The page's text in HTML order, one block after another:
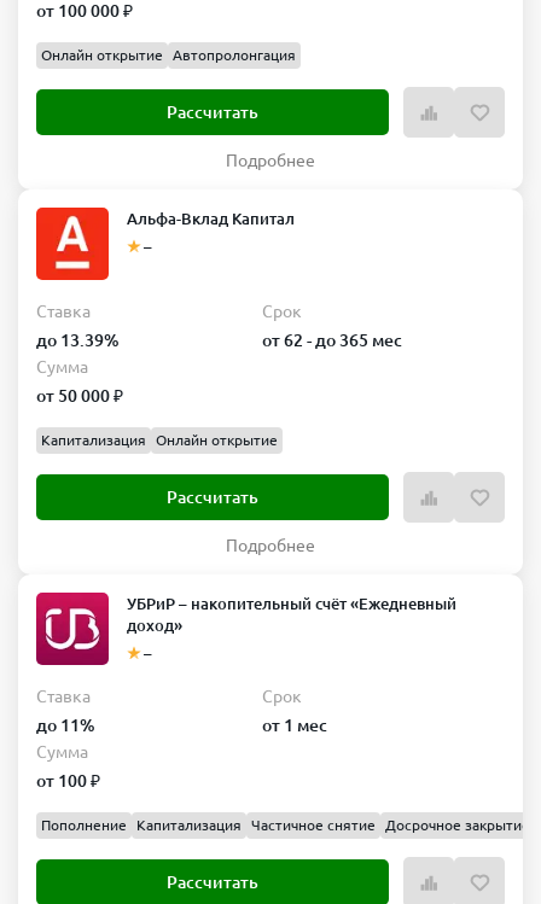
от 100 000 ₽
Онлайн открытие Автопролонгация
Рассчитать
Подробнее
Альфа-Вклад Капитал
–
Ставка
до 13.39%
Срок
от 62 - до 365 мес
Сумма
от 50 000 ₽
Капитализация Онлайн открытие
Рассчитать
Подробнее
УБРиР – накопительный счёт «Ежедневный
доход»
–
Ставка
до 11%
Срок
от 1 мес
Сумма
от 100 ₽
Пополнение Капитализация Частичное снятие Досрочное закрытие
Рассчитать